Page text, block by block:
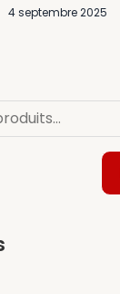
4 septembre 2025